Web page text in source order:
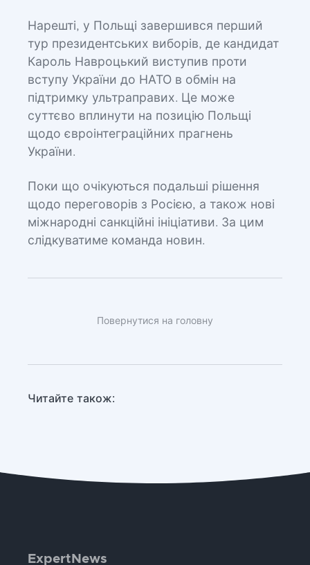
Нарешті, у Польщі завершився перший
тур президентських виборів, де кандидат
Кароль Навроцький виступив проти
вступу України до НАТО в обмін на
підтримку ультраправих. Це може
суттєво вплинути на позицію Польщі
щодо євроінтеграційних прагнень
України.
Поки що очікуються подальші рішення
щодо переговорів з Росією, а також нові
міжнародні санкційні ініціативи. За цим
слідкуватиме команда новин.
Повернутися на головну
Читайте також:
ExpertNews